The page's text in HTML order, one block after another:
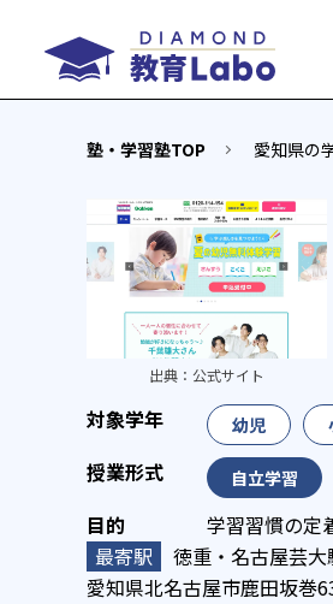
塾・学習塾TOP 愛知県の
出典： 公式サイト
幼児
自立学習
学習習慣の定
徳重・名古屋芸大
愛知県北名古屋市鹿田坂巻